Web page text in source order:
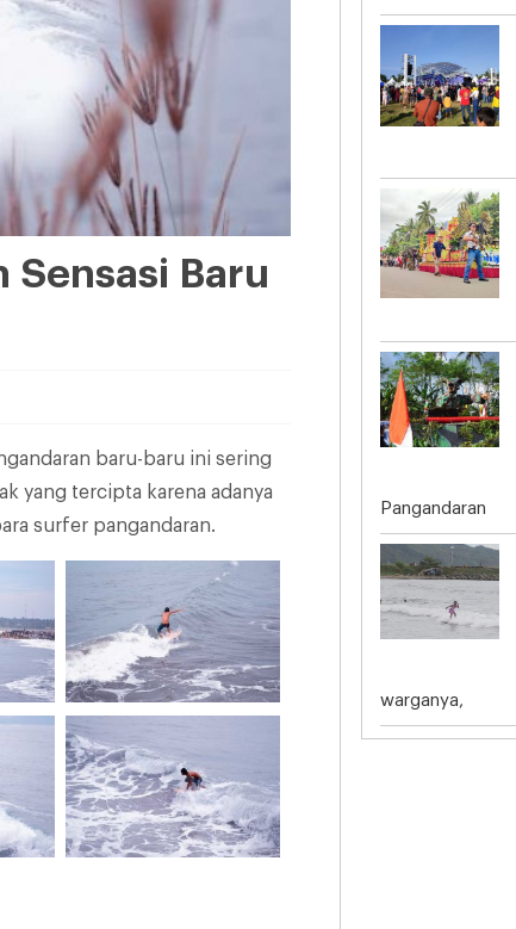
Sensasi Baru
baru-baru ini sering
yang tercipta karena adanya
surfer pangandaran.
Pangandaran
warganya,